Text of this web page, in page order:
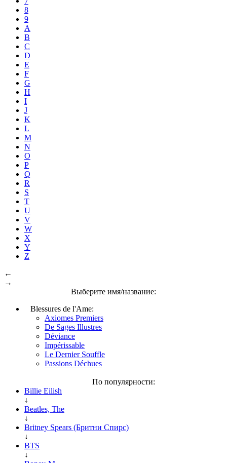
8
9
A
B
C
D
E
F
G
H
I
J
K
L
M
N
O
P
Q
R
S
T
U
V
W
X
Y
Z
←
→
Выберите имя/название:
Blessures de l'Ame:
Axiomes Premiers
De Sages Illustres
Déviance
Impérissable
Le Dernier Souffle
Passions Déchues
По популярности:
Billie Eilish
↓
Beatles, The
↓
Britney Spears (Бритни Спирс)
↓
BTS
↓